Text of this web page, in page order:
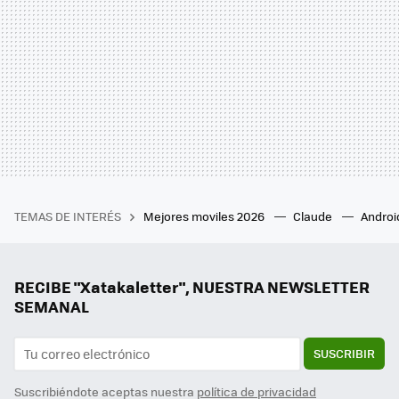
TEMAS DE INTERÉS Mejores moviles 2026 Claude
RECIBE "Xatakaletter", NUESTRA NEWSLETTER
SEMANAL
SUSCRIBIR
Suscribiéndote aceptas nuestra política de privacidad